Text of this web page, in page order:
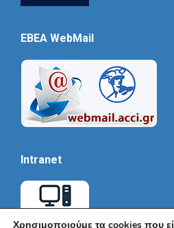
EBEA WebMail
Intranet
Χρησιμοποιούμε τα cookies που